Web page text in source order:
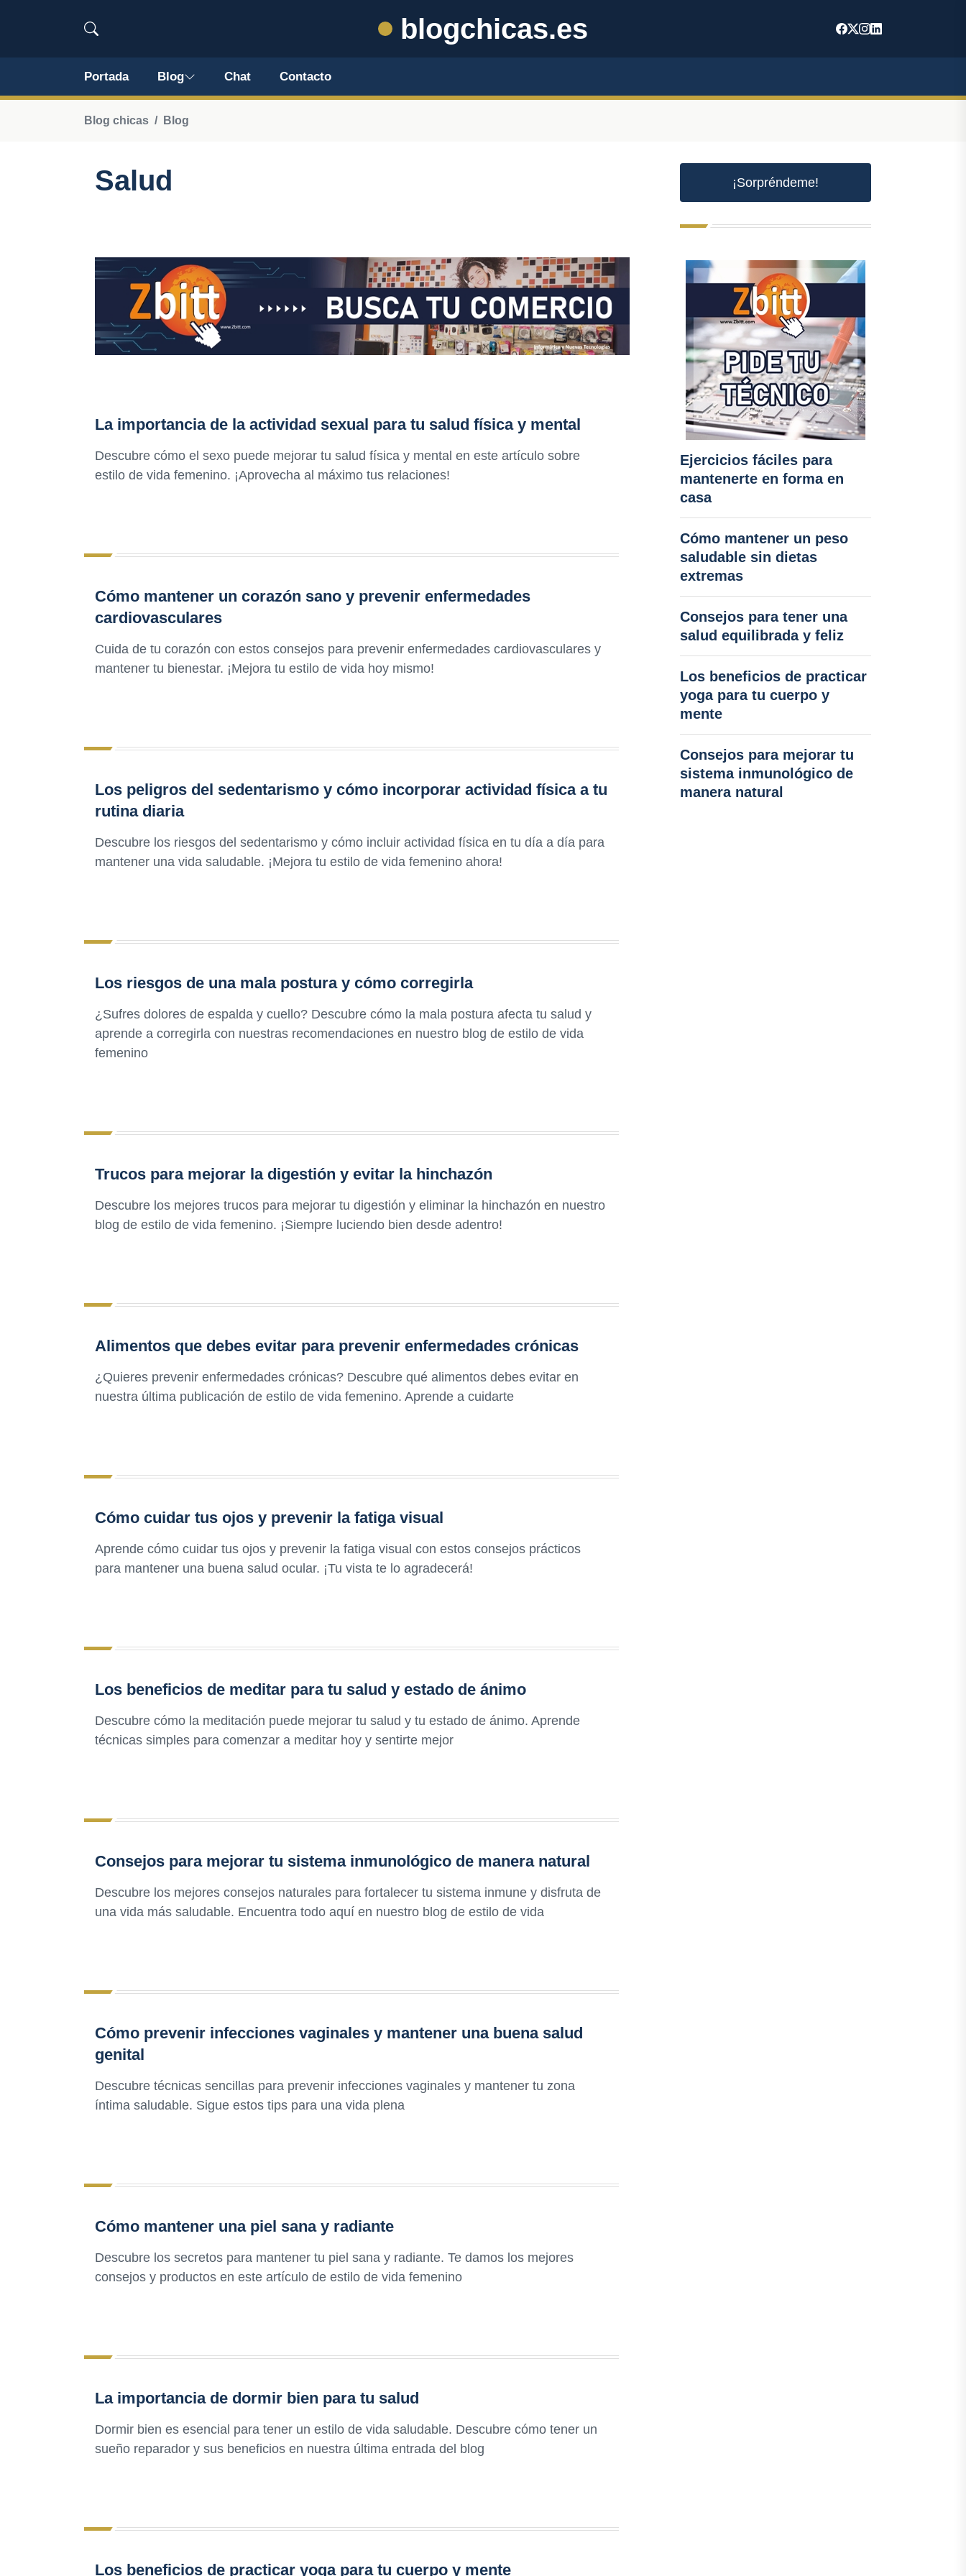
blogchicas.es
Portada Blog Chat Contacto
Blog chicas Blog
Salud
La importancia de la actividad sexual para tu salud física y mental
Descubre cómo el sexo puede mejorar tu salud física y mental en este artículo sobre
estilo de vida femenino. ¡Aprovecha al máximo tus relaciones!
Cómo mantener un corazón sano y prevenir enfermedades
cardiovasculares
Cuida de tu corazón con estos consejos para prevenir enfermedades cardiovasculares y
mantener tu bienestar. ¡Mejora tu estilo de vida hoy mismo!
Los peligros del sedentarismo y cómo incorporar actividad física a tu
rutina diaria
Descubre los riesgos del sedentarismo y cómo incluir actividad física en tu día a día para
mantener una vida saludable. ¡Mejora tu estilo de vida femenino ahora!
Los riesgos de una mala postura y cómo corregirla
¿Sufres dolores de espalda y cuello? Descubre cómo la mala postura afecta tu salud y
aprende a corregirla con nuestras recomendaciones en nuestro blog de estilo de vida
femenino
Trucos para mejorar la digestión y evitar la hinchazón
Descubre los mejores trucos para mejorar tu digestión y eliminar la hinchazón en nuestro
blog de estilo de vida femenino. ¡Siempre luciendo bien desde adentro!
Alimentos que debes evitar para prevenir enfermedades crónicas
¿Quieres prevenir enfermedades crónicas? Descubre qué alimentos debes evitar en
nuestra última publicación de estilo de vida femenino. Aprende a cuidarte
Cómo cuidar tus ojos y prevenir la fatiga visual
Aprende cómo cuidar tus ojos y prevenir la fatiga visual con estos consejos prácticos
para mantener una buena salud ocular. ¡Tu vista te lo agradecerá!
Los beneficios de meditar para tu salud y estado de ánimo
Descubre cómo la meditación puede mejorar tu salud y tu estado de ánimo. Aprende
técnicas simples para comenzar a meditar hoy y sentirte mejor
Consejos para mejorar tu sistema inmunológico de manera natural
Descubre los mejores consejos naturales para fortalecer tu sistema inmune y disfruta de
una vida más saludable. Encuentra todo aquí en nuestro blog de estilo de vida
Cómo prevenir infecciones vaginales y mantener una buena salud
genital
Descubre técnicas sencillas para prevenir infecciones vaginales y mantener tu zona
íntima saludable. Sigue estos tips para una vida plena
Cómo mantener una piel sana y radiante
Descubre los secretos para mantener tu piel sana y radiante. Te damos los mejores
consejos y productos en este artículo de estilo de vida femenino
La importancia de dormir bien para tu salud
Dormir bien es esencial para tener un estilo de vida saludable. Descubre cómo tener un
sueño reparador y sus beneficios en nuestra última entrada del blog
Los beneficios de practicar yoga para tu cuerpo y mente
¡Sorpréndeme!
Ejercicios fáciles para
mantenerte en forma en
casa
Cómo mantener un peso
saludable sin dietas
extremas
Consejos para tener una
salud equilibrada y feliz
Los beneficios de practicar
yoga para tu cuerpo y
mente
Consejos para mejorar tu
sistema inmunológico de
manera natural